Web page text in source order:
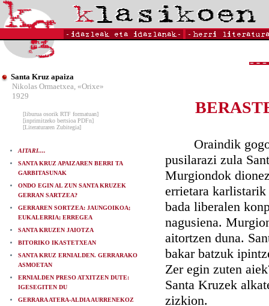
Santa Kruz apaiza
Nikolas Ormaetxea, «Orixe»
1929
[liburua osorik RTF formatuan]
[inprimitzeko bertsioa PDFn]
[Literaturaren Zubitegia]
AITARI....
SANTA KRUZ APAIZAREN BERRI TA
GARBITASUNAK
ONDO EGIN AL ZUN SANTA KRUZEK
GERRAN SARTZEA?
GERRAREN SORTZEA: JAUNGOIKOA;
EUKALERRIA; ERREGEA
SANTA KRUZEN JAIOTZA
BITORIKO IKASTETXEAN
SANTA KRUZ ERNIALDEN. GERRARAKO
ASMOETAN
ERNIALDEN PRESO ATXITZEN DUTE:
IGESEGITEN DU
GERRARA ATERA-ALDIA AURRENEKOZ
Oraindik
pusilarazi zula
Murgiondok
errietara karlistarik
bada liberalen
nagusiena.
aitortzen duna.
bakar batzuk
Zer egin zuten
Santa Kruzek
zizkion.